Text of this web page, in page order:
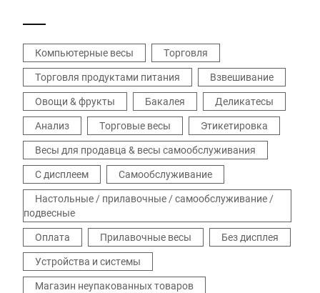
Компьютерные весы
Торговля
Торговля продуктами питания
Взвешивание
Овощи & фрукты
Бакалея
Деликатесы
Анализ
Торговые весы
Этикетировка
Весы для продавца & весы самообслуживания
С дисплеем
Самообслуживание
Настольные / прилавочные / самообслуживание /
подвесные
Оплата
Прилавочные весы
Без дисплея
Устройства и системы
Магазин неупакованных товаров